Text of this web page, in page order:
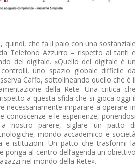
che fa il paio con una sostanziale
Telefono Azzurro – rispetto ai tanti e
del digitale. «Quello del digitale è un
uno spazio globale difficile da
Caffo, sottolineando quello che è il
della Rete. Una critica che
a questa sfida che si gioca oggi il
necessariamente imparare a operare in
conoscenze e le esperienze, ponendosi
nostro parere, siglare un patto di
mondo accademico e società
e istituzioni. Un patto che trasformi la
ponga al centro dell’agenda un obiettivo
nel mondo della Rete».